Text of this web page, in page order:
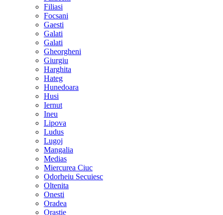
Filiasi
Focsani
Gaesti
Galati
Galati
Gheorgheni
Giurgiu
Harghita
Hateg
Hunedoara
Husi
Iernut
Ineu
Lipova
Ludus
Lugoj
Mangalia
Medias
Miercurea Ciuc
Odorheiu Secuiesc
Oltenita
Onesti
Oradea
Orastie